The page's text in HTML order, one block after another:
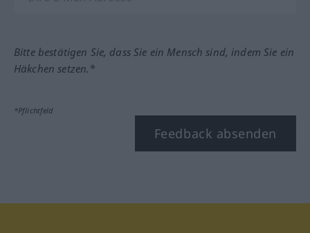
Bitte bestätigen Sie, dass Sie ein Mensch sind, indem Sie ein
Häkchen setzen.*
*Pflichtfeld
Feedback absenden